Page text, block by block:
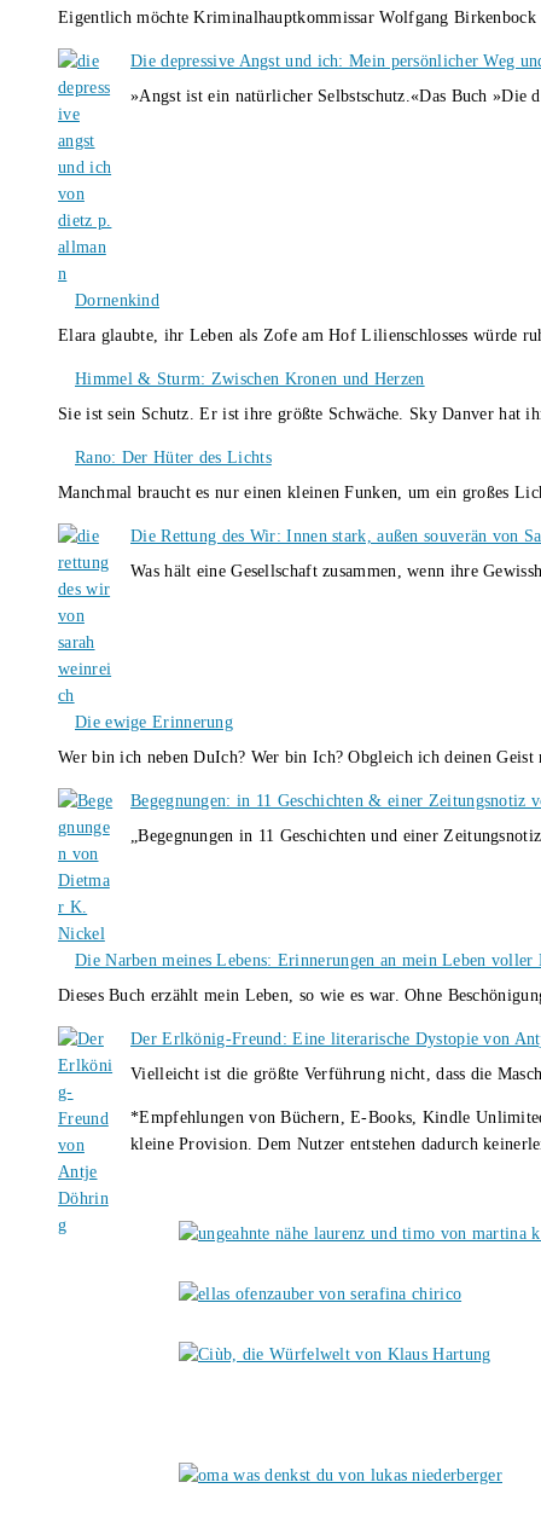
Eigentlich möchte Kriminalhauptkommissar Wolfgang
Die depressive Angst und ich: Mein persönlicher Weg
»Angst ist ein natürlicher Selbstschutz.«Das Buch
Dornenkind
Elara glaubte, ihr Leben als Zofe am Hof Lilienschlosses würde
Himmel & Sturm: Zwischen Kronen und Herzen
Sie ist sein Schutz. Er ist ihre größte Schwäche. Sky Danver
Rano: Der Hüter des Lichts
Manchmal braucht es nur einen kleinen Funken, um ein großes
Die Rettung des Wir: Innen stark, außen souverän von
Was hält eine Gesellschaft zusammen, wenn ihre
Die ewige Erinnerung
Wer bin ich neben DuIch? Wer bin Ich? Obgleich ich deinen
Begegnungen: in 11 Geschichten & einer Zeitungsnotiz
„Begegnungen in 11 Geschichten und einer
Die Narben meines Lebens: Erinnerungen an mein Leben
Dieses Buch erzählt mein Leben, so wie es war. Ohne
Der Erlkönig-Freund: Eine literarische Dystopie von
Vielleicht ist die größte Verführung nicht, dass die
*Empfehlungen von Büchern, E-Books, Kindle
kleine Provision. Dem Nutzer entstehen dadurch